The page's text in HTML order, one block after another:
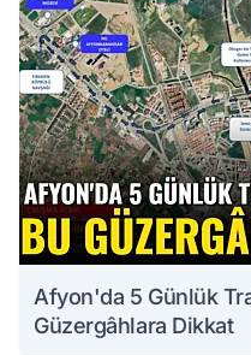
Afyon'da 5 Günlük
Güzergâhlara Dikkat